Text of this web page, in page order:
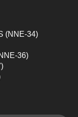
(NNE-34)
36)